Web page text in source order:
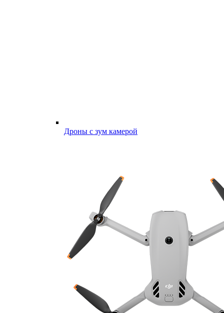
Дроны с зум камерой